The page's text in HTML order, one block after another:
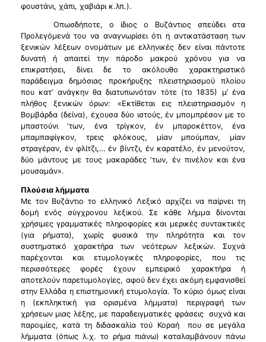
φουστάνι, χάπι, χαβιάρι κ.λπ.).
Οπωσδήποτε, ο ίδιος ο Βυζάντιος σπεύδει στα
Προλεγόμενά του να αναγνωρίσει ότι η αντικατάσταση των
ξενικών λέξεων ονομάτων με ελληνικές δεν είναι πάντοτε
δυνατή ή απαιτεί την πάροδο μακρού χρόνου για να
επικρατήσει, δίνει δε το ακόλουθο χαρακτηριστικό
παράδειγμα δημόσιας προκήρυξης πλειστηριασμού πλοίου
που κατ’ ανάγκην θα διατυπωνόταν τότε (το 1835) μ’ ένα
πλήθος ξενικών όρων: «Εκτίθεται εις πλειστηριασμόν η
Βομβάρδα (δείνα), έχουσα δύο ιστούς, έν μπομπρέσον με το
μπαστούνι ‘των, ένα τρίγκον, έν μπαροκέττον, ένα
μπαμπαφίγκον, τρεις φλόκους, μίαν μπούμπαν, μίαν
στραγέραν, έν φλίτζι,… έν βίντζι, έν καρατέλο, έν μενούτον,
δύο μάντους με τους μακαράδες ‘των, έν πινέλον και ένα
μουσαμάν».
Πλούσια λήμματα
Με τον Βυζάντιο το ελληνικό Λεξικό αρχίζει να παίρνει τη
δομή ενός σύγχρονου λεξικού. Σε κάθε λήμμα δίνονται
χρήσιμες γραμματικές πληροφορίες και μερικές συντακτικές
(για ρήματα), χωρίς φυσικά την πληρότητα και τον
συστηματικό χαρακτήρα των νεότερων λεξικών. Συχνά
παρέχονται και ετυμολογικές πληροφορίες, που τις
περισσότερες φορές έχουν εμπειρικό χαρακτήρα ή
αποτελούν παρετυμολογίες, αφού δεν έχει ακόμη εμφανισθεί
στην Ελλάδα η επιστημονική ετυμολογία. Το κύριο όμως είναι
η (εκπληκτική για ορισμένα λήμματα) περιγραφή των
χρήσεων μιας λέξης, με παραδειγματικές φράσεις ­ συχνά και
παροιμίες, κατά τη διδασκαλία τού Κοραή ­ που σε μεγάλα
λήμματα (όπως λ.χ. το ρήμα πιάνω) καταλαμβάνουν πάνω